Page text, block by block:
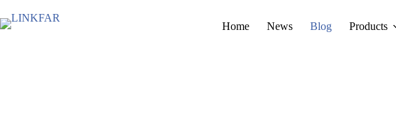
to
content
Home News Blog Products